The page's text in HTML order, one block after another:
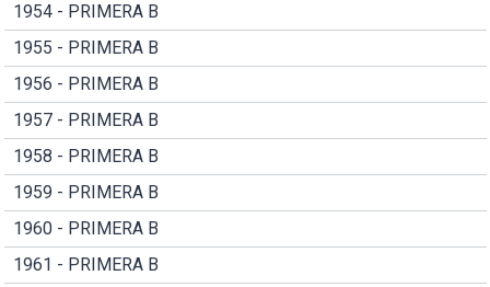
1954 - PRIMERA B
1955 - PRIMERA B
1956 - PRIMERA B
1957 - PRIMERA B
1958 - PRIMERA B
1959 - PRIMERA B
1960 - PRIMERA B
1961 - PRIMERA B